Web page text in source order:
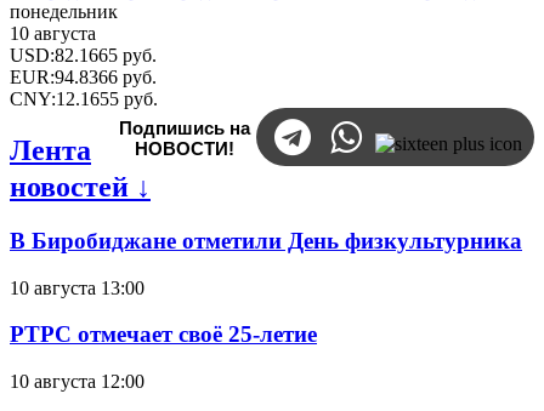
понедельник
10 августа
USD:82.1665 руб.
EUR:94.8366 руб.
CNY:12.1655 руб.
Подпишись на
НОВОСТИ!
Лента
новостей ↓
В Биробиджане отметили День физкультурника
10 августа 13:00
РТРС отмечает своё 25-летие
10 августа 12:00